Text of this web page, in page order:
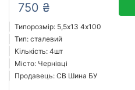
750 ₴
Типорозмір: 5,5x13 4х100
Тип: сталевий
Кількість: 4шт
Місто: Чернівці
Продавець: СВ Шина БУ